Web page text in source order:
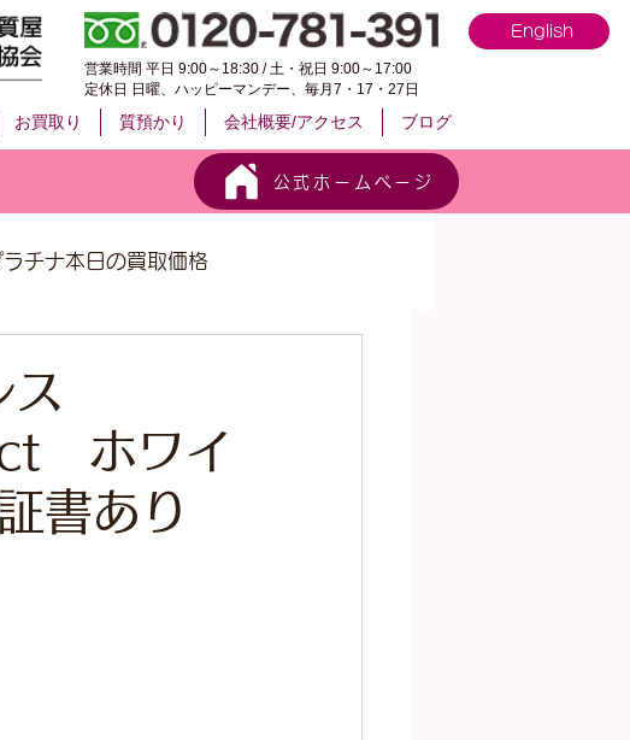
English
営業時間 平日 9:00～18:30 / 土・祝日 9:00～17:00
定休日 日曜、ハッピーマンデー、毎月7・17・27日
お買取り 質預かり 会社概要/アクセス ブログ
公式ホームページ
チナ本日の買取価格
ス
ホワイ
書あり